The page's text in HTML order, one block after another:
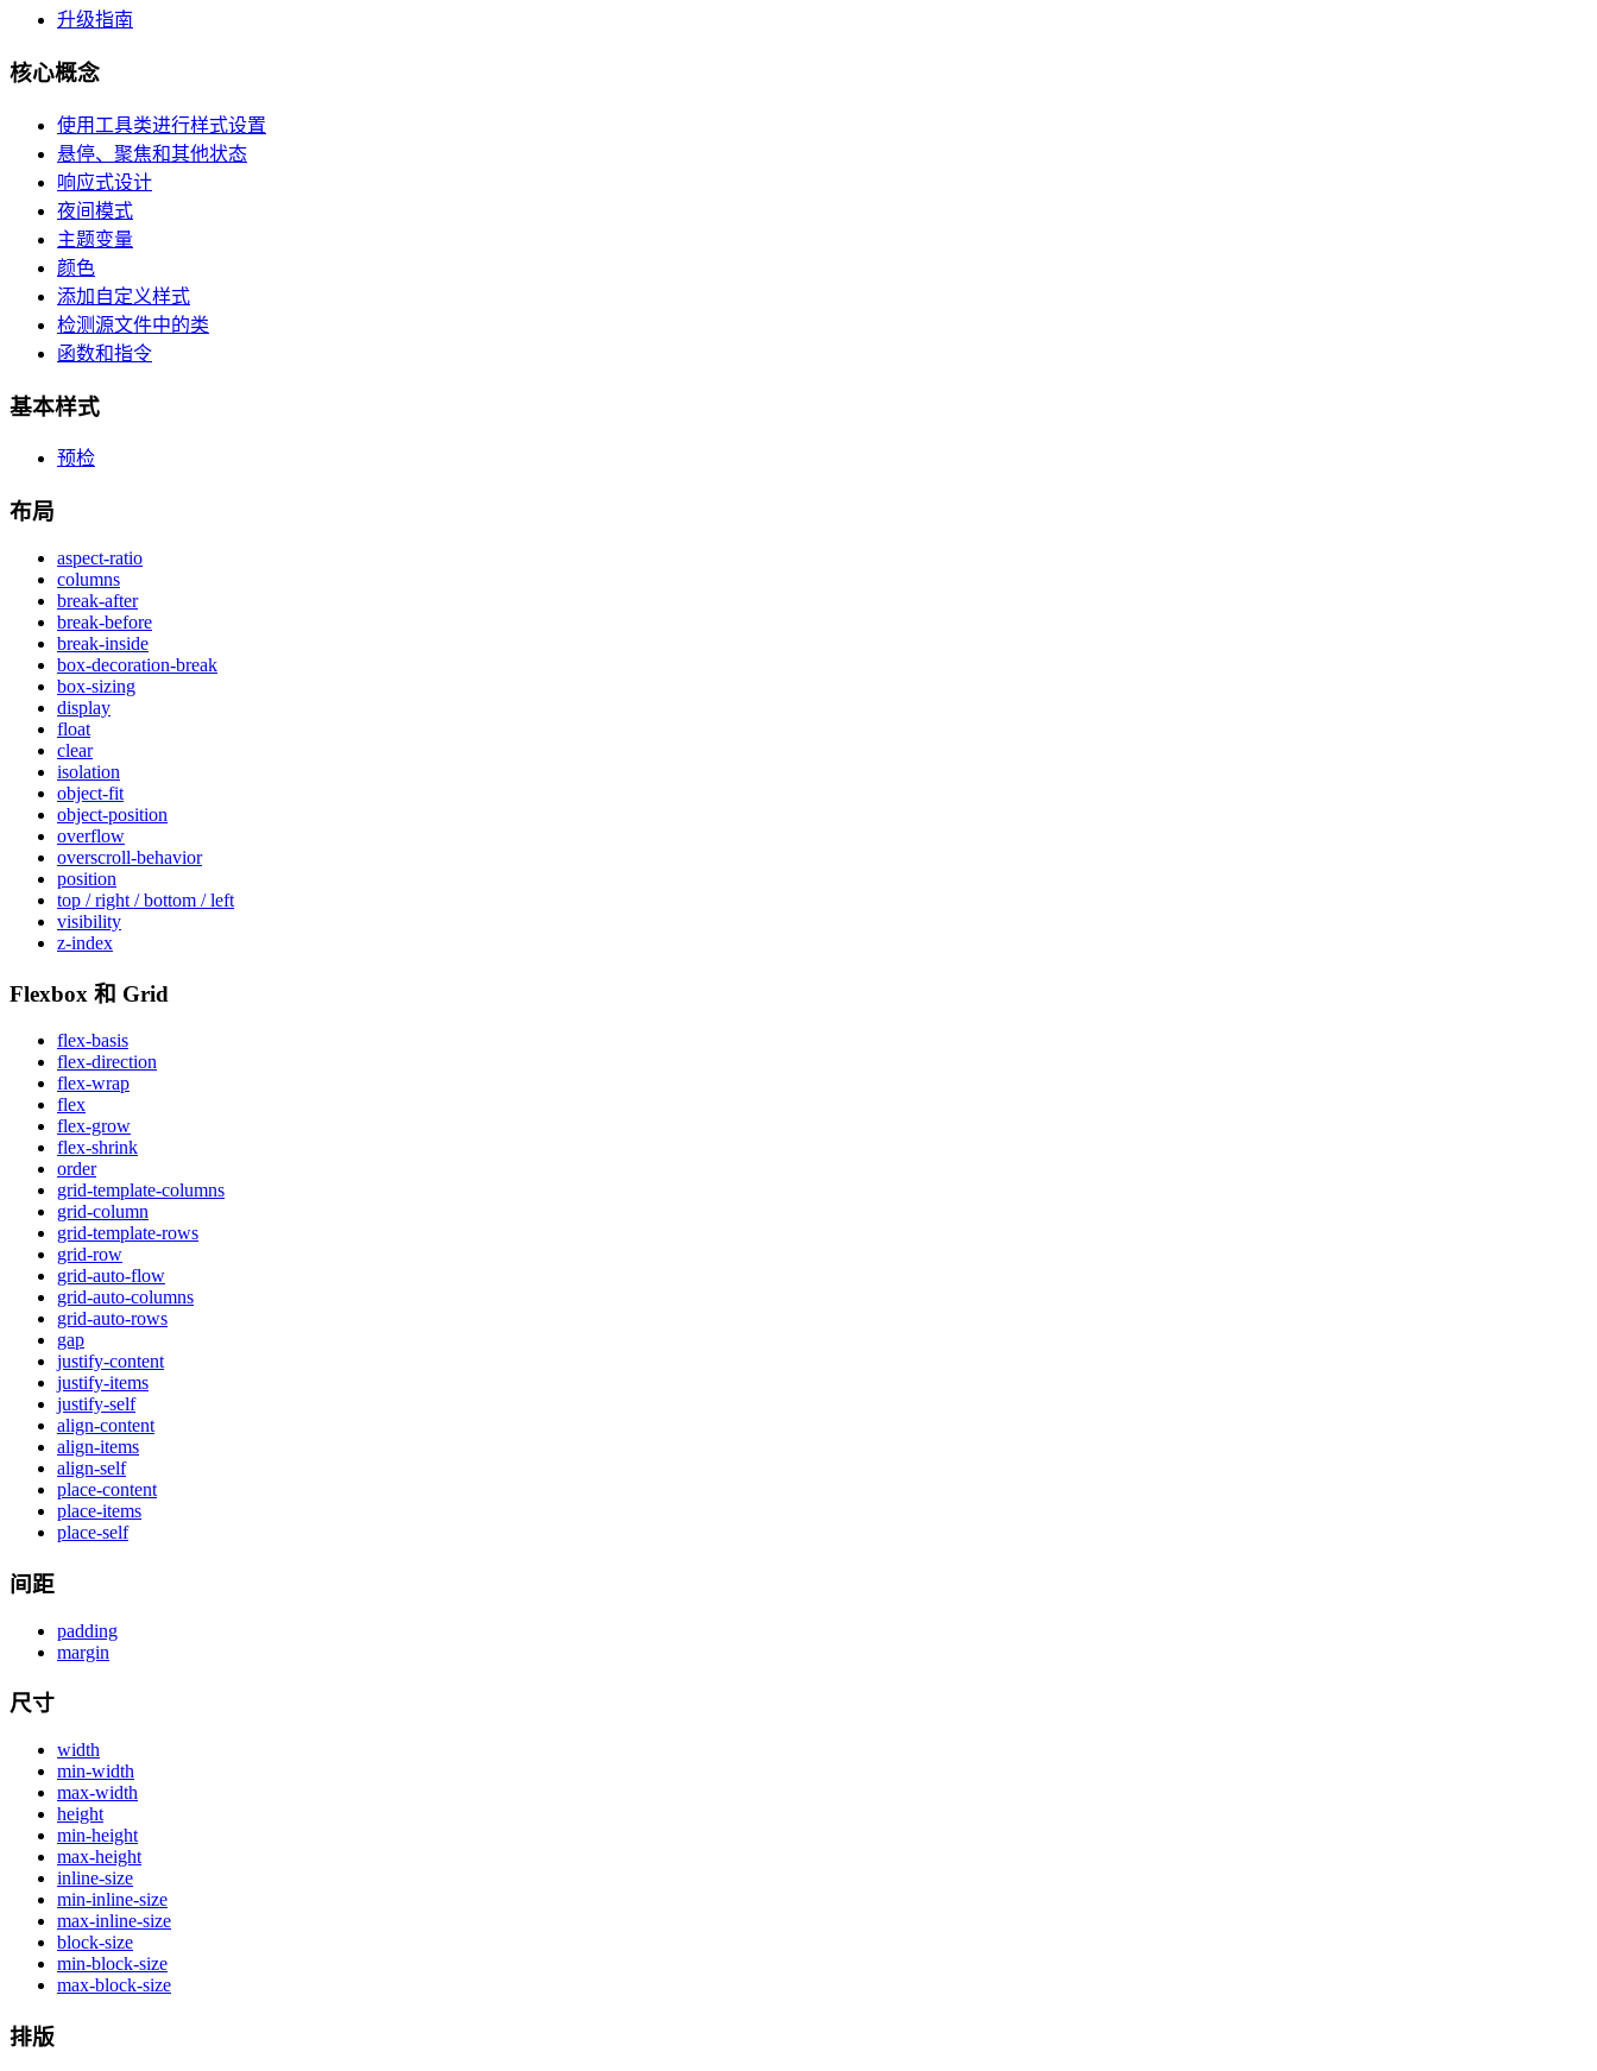
升级指南
核心概念
使用工具类进行样式设置
悬停、聚焦和其他状态
响应式设计
夜间模式
主题变量
颜色
添加自定义样式
检测源文件中的类
函数和指令
基本样式
预检
布局
aspect-ratio
columns
break-after
break-before
break-inside
box-decoration-break
box-sizing
display
float
clear
isolation
object-fit
object-position
overflow
overscroll-behavior
position
top / right / bottom / left
visibility
z-index
Flexbox 和 Grid
flex-basis
flex-direction
flex-wrap
flex
flex-grow
flex-shrink
order
grid-template-columns
grid-column
grid-template-rows
grid-row
grid-auto-flow
grid-auto-columns
grid-auto-rows
gap
justify-content
justify-items
justify-self
align-content
align-items
align-self
place-content
place-items
place-self
间距
padding
margin
尺寸
width
min-width
max-width
height
min-height
max-height
inline-size
min-inline-size
max-inline-size
block-size
min-block-size
max-block-size
排版